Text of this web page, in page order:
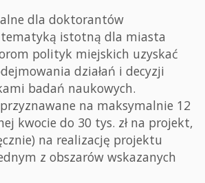
dla doktorantów
istotną dla miasta
polityk miejskich uzyskać
działań i decyzji
badań naukowych.
na maksymalnie 12
kwocie do 30 tys. zł na projekt,
na realizację projektu
z obszarów wskazanych